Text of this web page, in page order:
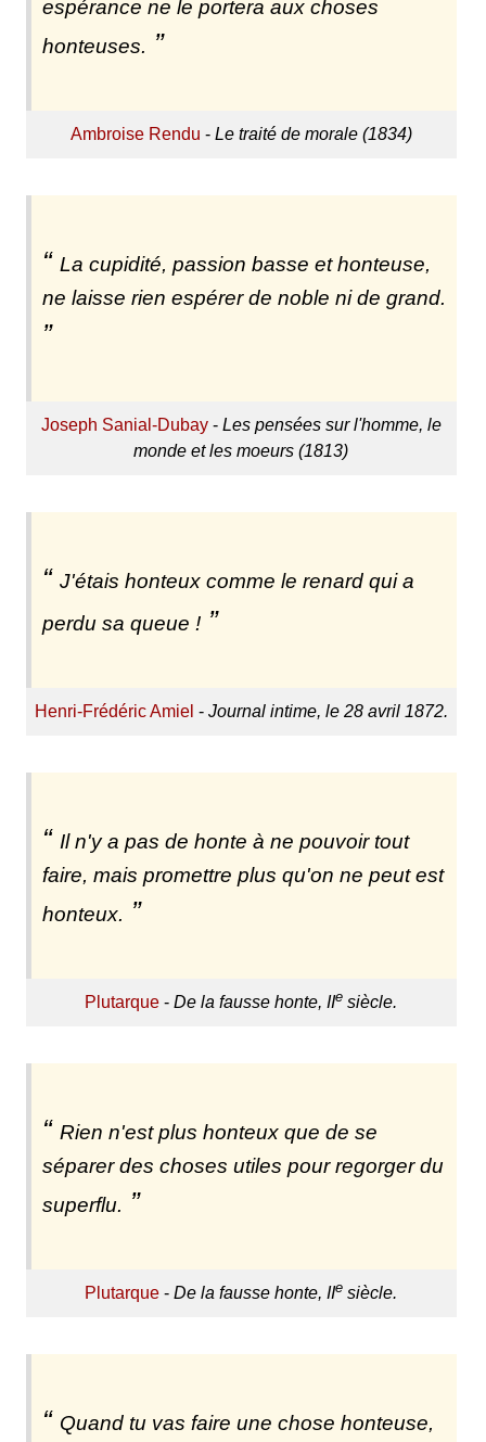
espérance ne le portera aux choses
honteuses.
Ambroise Rendu - Le traité de morale (1834)
La cupidité, passion basse et honteuse,
ne laisse rien espérer de noble ni de grand.
Joseph Sanial-Dubay- Les pensées sur l'homme, le
monde et les moeurs (1813)
J'étais honteux comme le renard qui a
perdu sa queue !
Henri-Frédéric Amiel - Journal intime, le 28 avril 1872.
Il n'y a pas de honte à ne pouvoir tout
faire, mais promettre plus qu'on ne peut est
honteux.
Plutarque -De la fausse honte, IIe siècle.
Rien n'est plus honteux que de se
séparer des choses utiles pour regorger du
superflu.
Plutarque -De la fausse honte, IIe siècle.
Quand tu vas faire une chose honteuse,